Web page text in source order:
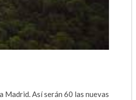
Madrid. Así serán 60 las nuevas